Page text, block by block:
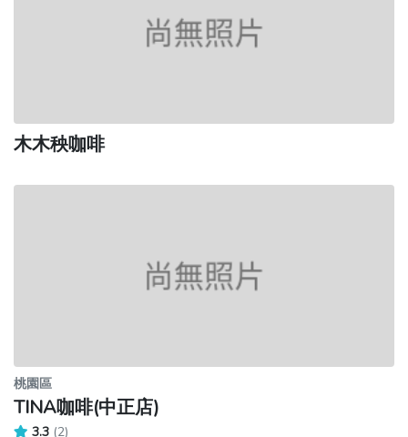
木木秧咖啡
桃園區
TINA咖啡(中正店)
3.3 (2)